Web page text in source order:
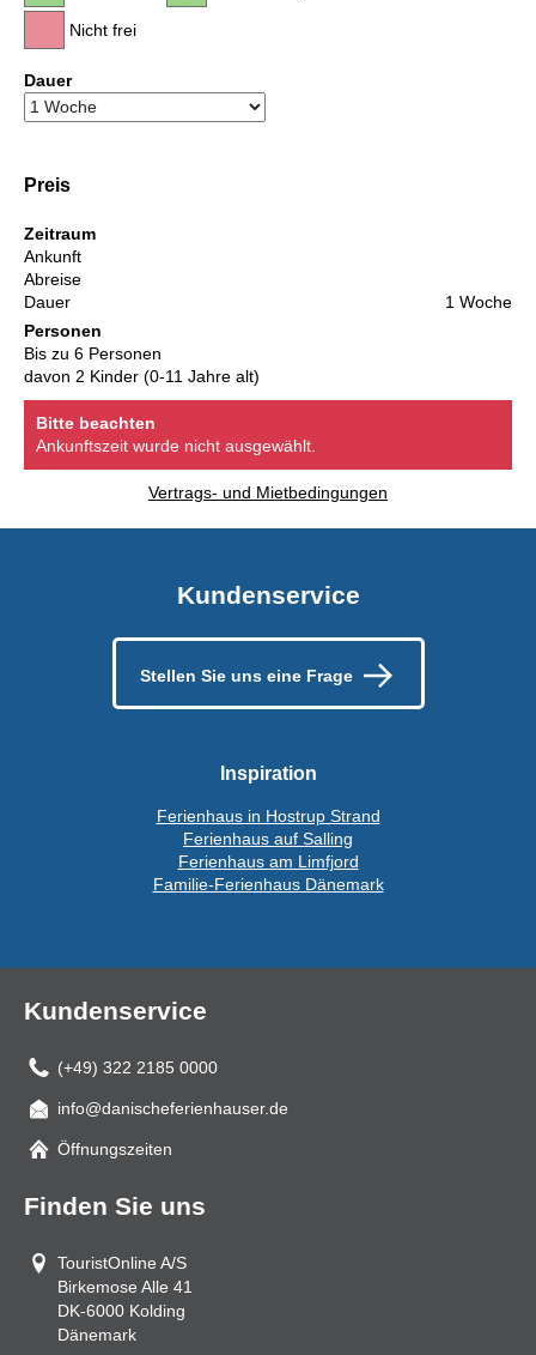
Nicht frei
Dauer
Preis
Zeitraum
Ankunft
Abreise
Dauer
1 Woche
Personen
Bis zu 6 Personen
davon 2 Kinder (0-11 Jahre alt)
Bitte beachten
Ankunftszeit wurde nicht ausgewählt.
Vertrags- und Mietbedingungen
Kundenservice
Stellen Sie uns eine Frage
Inspiration
Ferienhaus in Hostrup Strand
Ferienhaus auf Salling
Ferienhaus am Limfjord
Familie-Ferienhaus Dänemark
Kundenservice
(+49) 322 2185 0000
Mail
info@danischeferienhauser.de
Öffnungszeiten
Finden Sie uns
TouristOnline A/S
Birkemose Alle 41
DK-6000 Kolding
Dänemark